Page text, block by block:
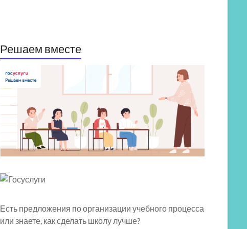
Решаем вместе
Есть предложения по организации учебного процесса
или знаете, как сделать школу лучше?